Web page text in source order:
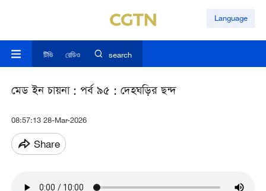
Language
টিভি রেডিও search
মেড ইন চায়না : পর্ব ৯৫ : দেহঘড়ির ছন্দ
08:57:13 28-Mar-2026
Share